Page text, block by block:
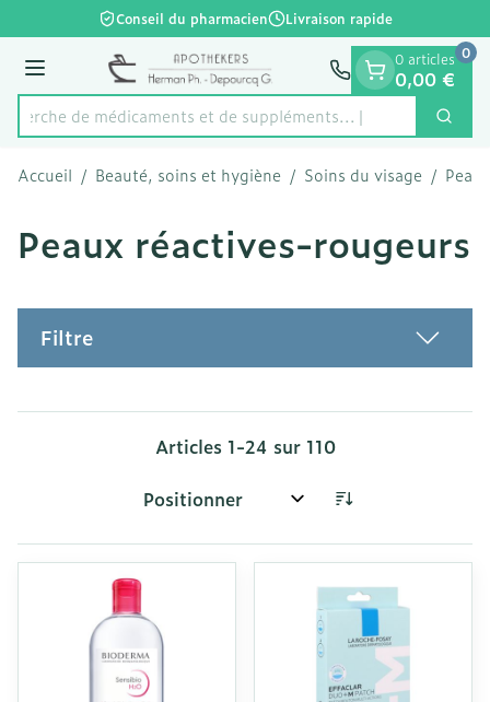
Aller au contenu
1 de 1
Conseil du pharmacien Livraison rapide
Menu
Rechercher
Recherche de médicaments et
0 articles
0,00 €
0
Accueil / Beauté, soins et hygiène / Soins du visage /
Peaux réactives-rougeurs
Filtre
Articles 1-24 sur 110
Trier par: